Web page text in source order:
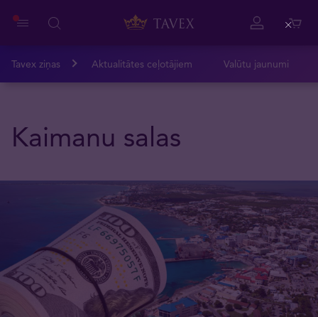
Tavex ziņas Aktualitātes ceļotājiem Valūtu jaunumi
Kaimanu salas
Close